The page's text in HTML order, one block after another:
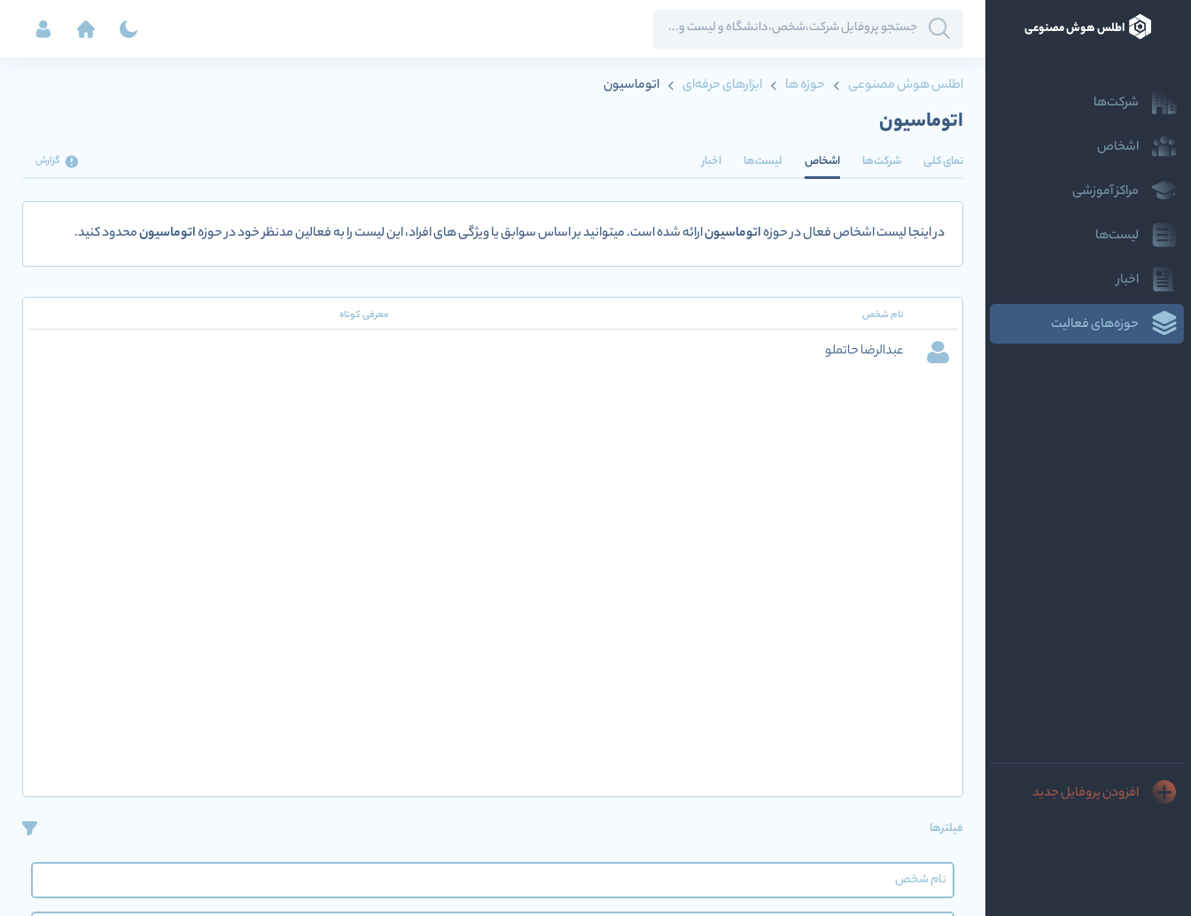
اطلس هوش مصنوعی
شرکت‌ها
اشخاص
مراکز آموزشی
لیست‌ها
اخبار
حوزه‌های فعالیت
افزودن پروفایل جدید
اطلس هوش مصنوعی حوزه ها ابزارهای حرفه‌ای اتوماسیون
اتوماسیون
نمای کلی شرکت‌ها اشخاص لیست‌ها اخبار گزارش
در اینجا لیست اشخاص فعال در حوزهاتوماسیونارائه شده است. میتوانید بر اساس سوابق یا ویژگی های افراد، این لیست را به فعالین مدنظر خود در حوزهاتوماسیونمحدود کنید.
نام شخص معرفی کوتاه
عبدالرضا حاتملو
فیلترها